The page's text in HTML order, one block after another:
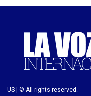
US | © All rights reserved.